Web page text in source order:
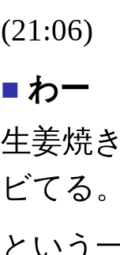
(21:06)
■ わー
生姜焼
ビてる。
という